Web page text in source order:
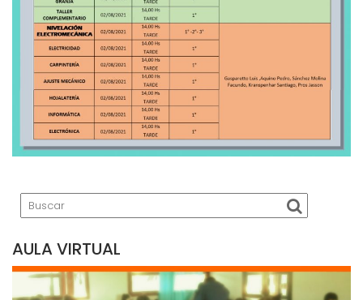
AULA VIRTUAL